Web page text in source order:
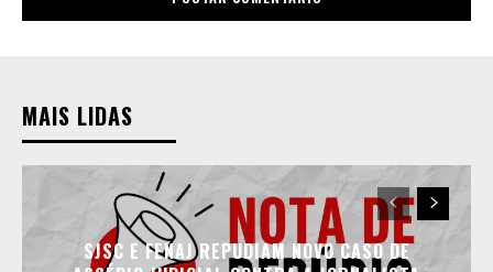
MAIS LIDAS
SJSC E FENAJ REPUDIAM NOVO CASO DE